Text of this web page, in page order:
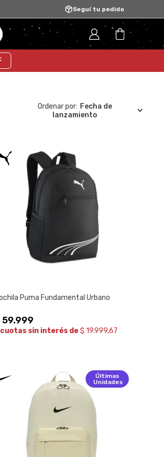
Seguí tu pedido
Fecha de
lanzamiento
Puma Fundamental Urbano
59.999
sin interés de$ 19.999,67
Últimas
Unidades